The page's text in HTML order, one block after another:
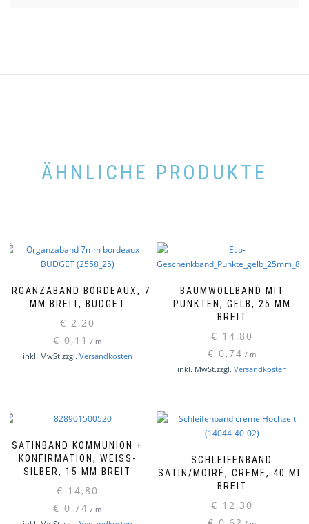
ÄHNLICHE PRODUKTE
ORGANZABAND BORDEAUX, 7
MM BREIT, BUDGET
€ 2,20
€ 0,11 / m
inkl. MwSt.zzgl. Versandkosten
BAUMWOLLBAND MIT
PUNKTEN, GELB, 25 MM
BREIT
€ 14,80
€ 0,74 / m
inkl. MwSt.zzgl. Versandkosten
SATINBAND KOMMUNION +
KONFIRMATION, WEISS-S
ILBER, 15 MM BREIT
€ 14,80
€ 0,74 / m
SCHLEIFENBAND
SATIN/MOIRÉ, CREME, 40 MM
BREIT
€ 12,30